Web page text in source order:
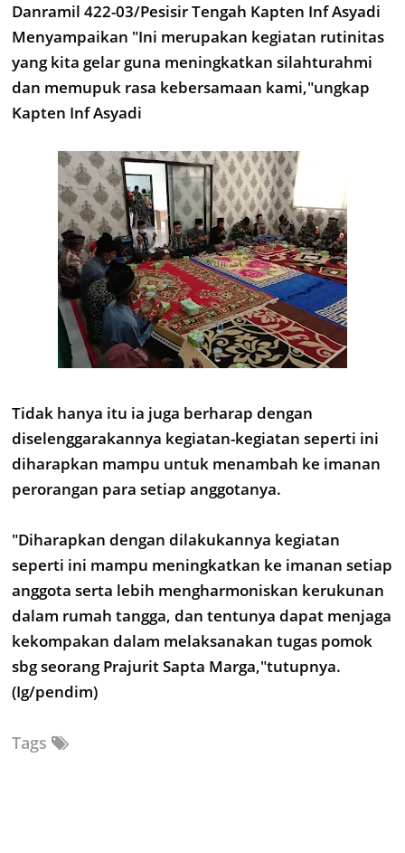
Danramil 422-03/Pesisir Tengah Kapten Inf Asyadi
Menyampaikan "Ini merupakan kegiatan rutinitas
yang kita gelar guna meningkatkan silahturahmi
dan memupuk rasa kebersamaan kami,"ungkap
Kapten Inf Asyadi
Tidak hanya itu ia juga berharap dengan
diselenggarakannya kegiatan-kegiatan seperti ini
diharapkan mampu untuk menambah ke imanan
perorangan para setiap anggotanya.
"Diharapkan dengan dilakukannya kegiatan
seperti ini mampu meningkatkan ke imanan setiap
anggota serta lebih mengharmoniskan kerukunan
dalam rumah tangga, dan tentunya dapat menjaga
kekompakan dalam melaksanakan tugas pomok
sbg seorang Prajurit Sapta Marga,"tutupnya.
(Ig/pendim)
Tags